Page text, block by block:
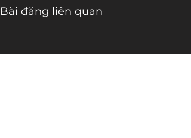
Bài đăng liên quan